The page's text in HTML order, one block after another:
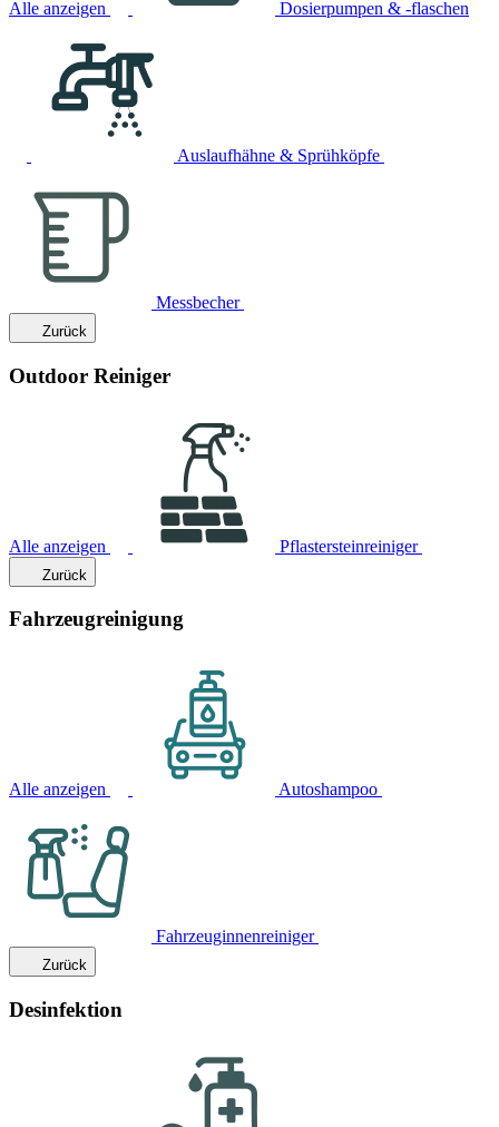
Alle anzeigen Dosierpumpen & -flaschen
Auslaufhähne & Sprühköpfe
Messbecher
Zurück
Outdoor Reiniger
Alle anzeigen Pflastersteinreiniger
Zurück
Fahrzeugreinigung
Alle anzeigen Autoshampoo
Fahrzeuginnenreiniger
Zurück
Desinfektion